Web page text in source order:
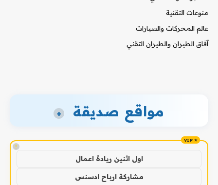
منوعات التقنية
عالم المحركات والسيارات
آفاق الطيران والطيران التقني
مواقع صديقة +
!
اول اثنين ريادة اعمال
مشاركة ارباح ادسنس